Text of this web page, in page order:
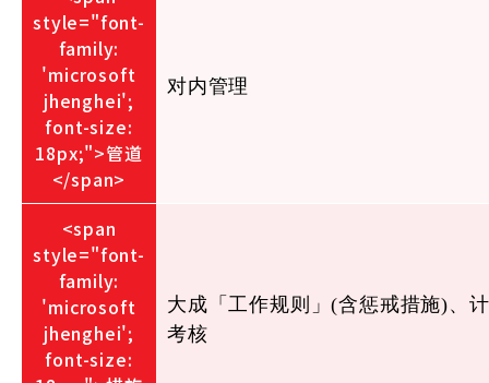
对内管理
大成「工作规则」(含惩戒措施)、
考核